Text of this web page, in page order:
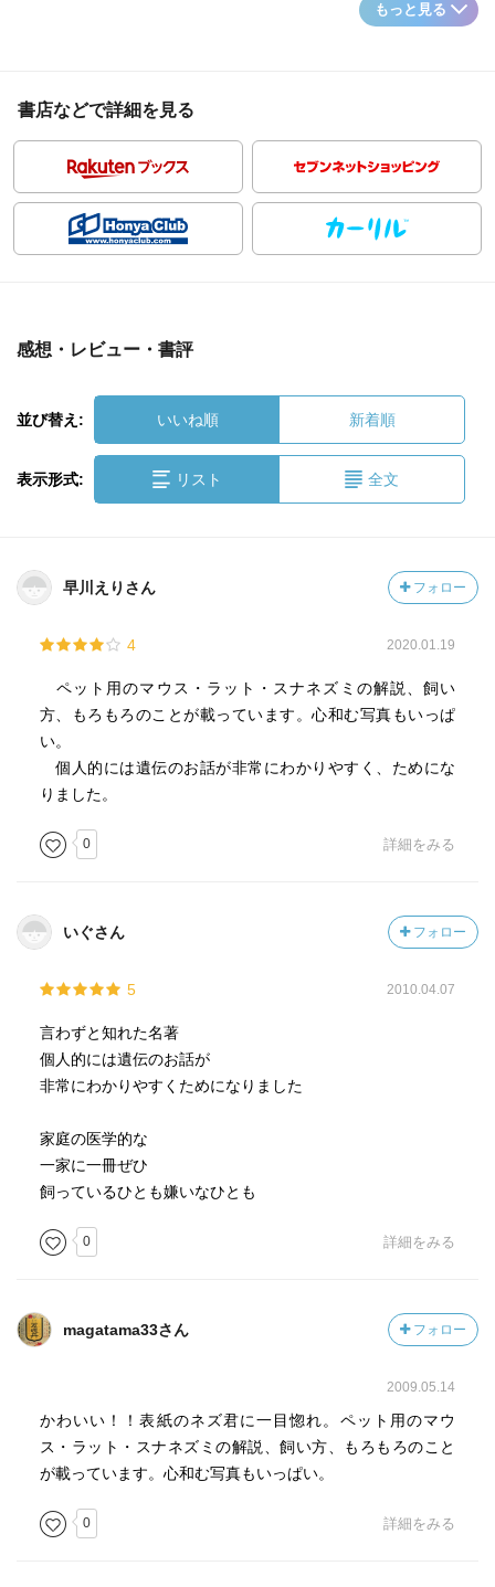
もっと見る
書店などで詳細を見る
感想・レビュー・書評
並び替え: いいね順 新着順
表示形式: リスト 全文
早川えりさん フォロー
4 2020.01.19
ペット用のマウス・ラット・スナネズミの解説、飼い
方、もろもろのことが載っています。心和む写真もいっぱ
い。
個人的には遺伝のお話が非常にわかりやすく、ためにな
りました。
0 詳細をみる
いぐさん フォロー
5 2010.04.07
言わずと知れた名著
個人的には遺伝のお話が
非常にわかりやすくためになりました
家庭の医学的な
一家に一冊ぜひ
飼っているひとも嫌いなひとも
0 詳細をみる
magatama33さん フォロー
2009.05.14
かわいい！！表紙のネズ君に一目惚れ。ペット用のマウ
ス・ラット・スナネズミの解説、飼い方、もろもろのこと
が載っています。心和む写真もいっぱい。
0 詳細をみる